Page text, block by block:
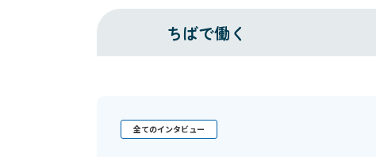
ちばで働く
全てのインタビュー